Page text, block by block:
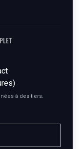
à des tiers.